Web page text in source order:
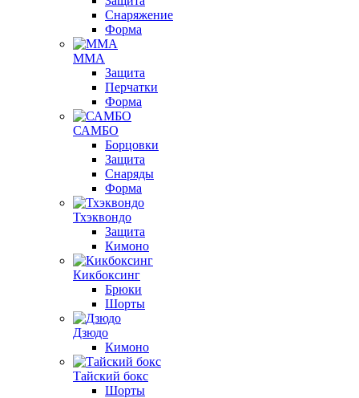
Снаряжение
Форма
ММА
Защита
Перчатки
Форма
САМБО
Борцовки
Защита
Снаряды
Форма
Тхэквондо
Защита
Кимоно
Кикбоксинг
Брюки
Шорты
Дзюдо
Кимоно
Тайский бокс
Шорты